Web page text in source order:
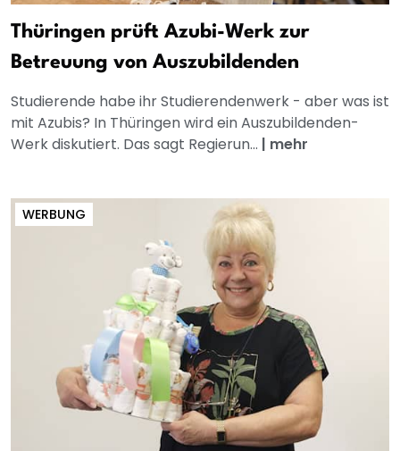
Thüringen prüft Azubi-Werk zur
Betreuung von Auszubildenden
Studierende habe ihr Studierendenwerk - aber was ist
mit Azubis? In Thüringen wird ein Auszubildenden-
Werk diskutiert. Das sagt Regierun... | mehr
WERBUNG